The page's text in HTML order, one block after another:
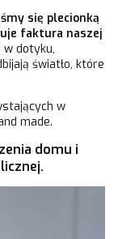
się plecionką
faktura naszej
w dotyku,
światło, które
w
made.
domu i